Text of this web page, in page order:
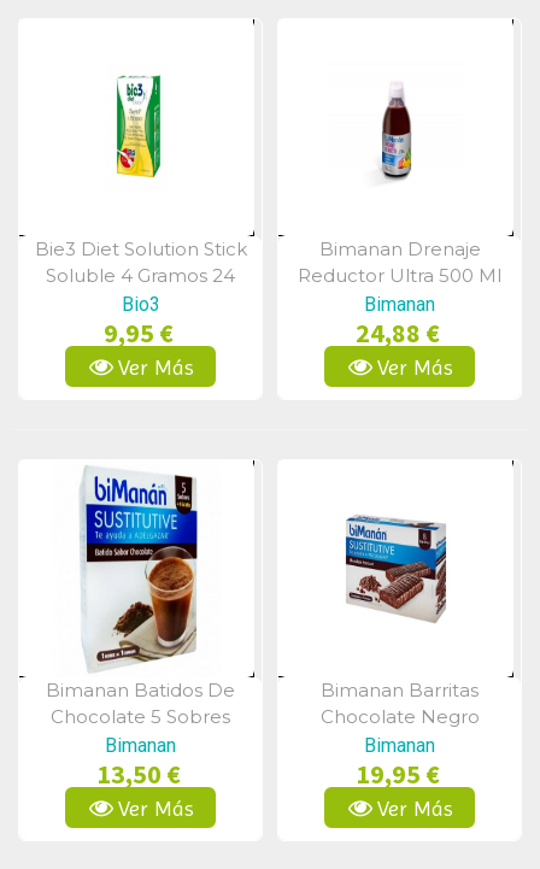
Vista Rápida
Bie3 Diet Solution Stick
Soluble 4 Gramos 24
Unidades
Bio3
9,95 €
Ver Más
Vista Rápida
Bimanan Drenaje
Reductor Ultra 500 Ml
Bimanan
24,88 €
Ver Más
Vista Rápida
Bimanan Batidos De
Chocolate 5 Sobres
Bimanan
13,50 €
Ver Más
Vista Rápida
Bimanan Barritas
Chocolate Negro
Fondant 8 Unidades
Bimanan
19,95 €
Ver Más